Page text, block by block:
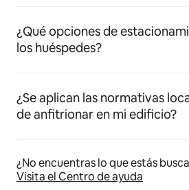
¿Qué opciones de
los huéspedes?
¿Se aplican las normativas
de anfitrionar en mi edificio?
¿No encuentras lo que estás
Visita el Centro de ayuda